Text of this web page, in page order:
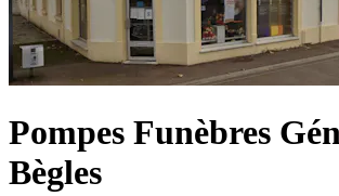
Pompes Funèbres
Bègles